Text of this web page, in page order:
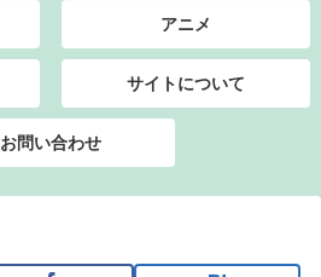
アニメ
サイトについて
お問い合わせ